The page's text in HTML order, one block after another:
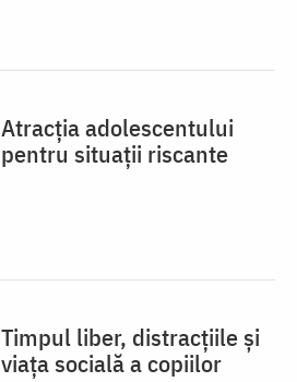
Atracția adolescentului
pentru situații riscante
Timpul liber, distracțiile și
viața socială a copiilor